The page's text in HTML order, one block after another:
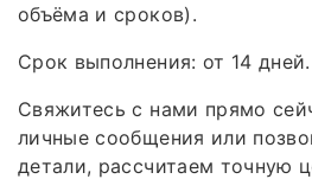
объёма и сроков).
Срок выполнения: от 14 дней.
Свяжитесь с нами прямо
личные сообщения или
детали, рассчитаем точную